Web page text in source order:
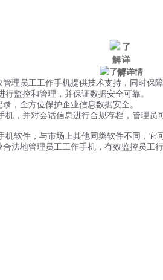
理员工工作手机提供技术支持，同时保
监控和管理，并保证数据安全可靠。
，全方位保护企业信息数据安全。
，并对会话信息进行合规存档，管理员
软件，与市场上其他同类软件不同，
法地管理员工工作手机，有效监控员工